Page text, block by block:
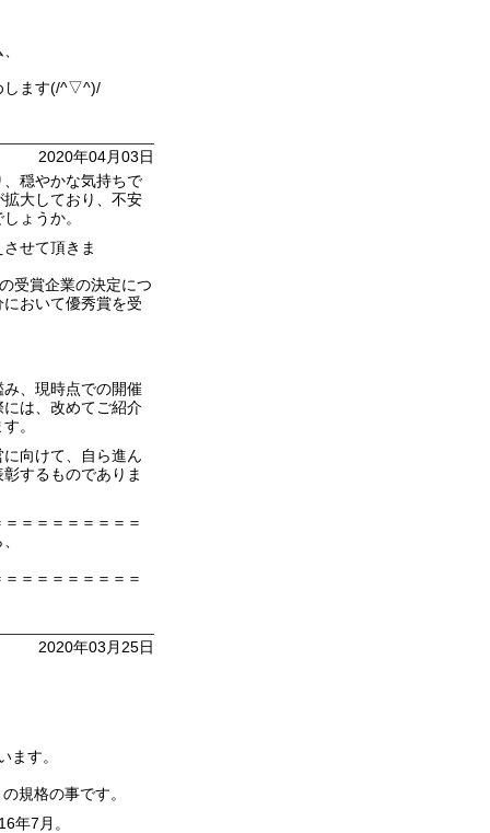
します(/^▽^)/
2020年04月03日
穏やかな気持ちで
大しており、不安
ょうか。
せて頂きま
受賞企業の決定につ
おいて優秀賞を受
、現時点での開催
は、改めてご紹介
。
向けて、自ら進ん
するものでありま
＝＝＝＝＝＝＝＝
＝＝＝＝＝＝＝＝
2020年03月25日
ます。
規格の事です。
年7月。